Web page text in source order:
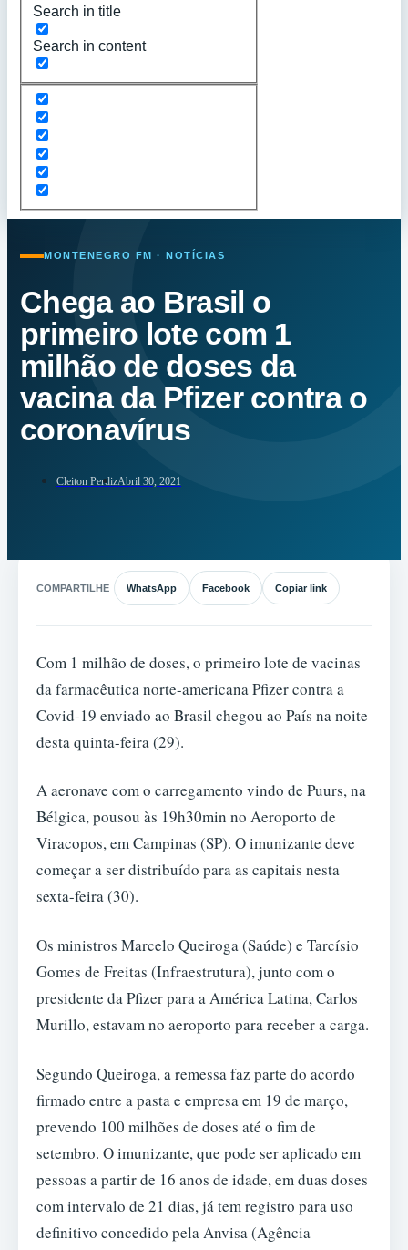
Search in title
Search in content
MONTENEGRO FM · NOTÍCIAS
Chega ao Brasil o
primeiro lote com 1
milhão de doses da
vacina da Pfizer contra o
coronavírus
Cleiton PerdizAbril 30, 2021
COMPARTILHE WhatsApp Facebook Copiar link
Com 1 milhão de doses, o primeiro lote de vacinas
da farmacêutica norte-americana Pfizer contra a
Covid-19 enviado ao Brasil chegou ao País na noite
desta quinta-feira (29).
A aeronave com o carregamento vindo de Puurs, na
Bélgica, pousou às 19h30min no Aeroporto de
Viracopos, em Campinas (SP). O imunizante deve
começar a ser distribuído para as capitais nesta
sexta-feira (30).
Os ministros Marcelo Queiroga (Saúde) e Tarcísio
Gomes de Freitas (Infraestrutura), junto com o
presidente da Pfizer para a América Latina, Carlos
Murillo, estavam no aeroporto para receber a carga.
Segundo Queiroga, a remessa faz parte do acordo
firmado entre a pasta e empresa em 19 de março,
prevendo 100 milhões de doses até o fim de
setembro. O imunizante, que pode ser aplicado em
pessoas a partir de 16 anos de idade, em duas doses
com intervalo de 21 dias, já tem registro para uso
definitivo concedido pela Anvisa (Agência